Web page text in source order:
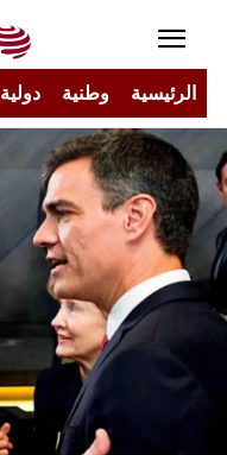
الرئيسية وطنية دولية